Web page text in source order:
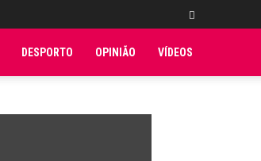
DESPORTO OPINIÃO VÍDEOS